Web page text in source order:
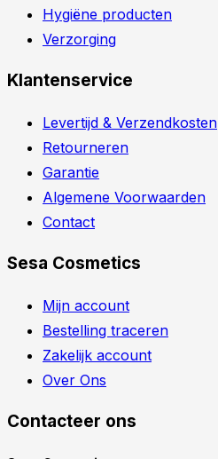
Hygiëne producten
Verzorging
Klantenservice
Levertijd & Verzendkosten
Retourneren
Garantie
Algemene Voorwaarden
Contact
Sesa Cosmetics
Mijn account
Bestelling traceren
Zakelijk account
Over Ons
Contacteer ons